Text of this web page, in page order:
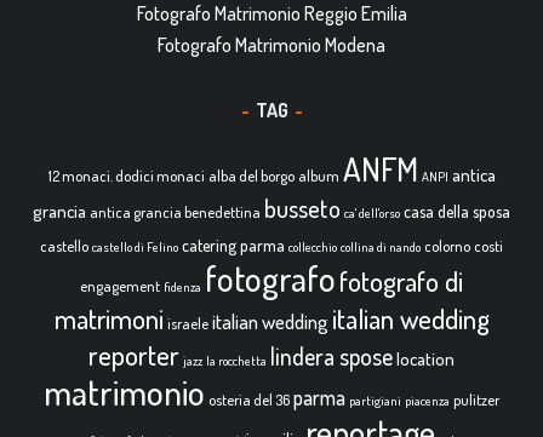
Fotografo Matrimonio Reggio Emilia
Fotografo Matrimonio Modena
TAG
12 monaci. dodici monaci alba del borgo album ANFM ANPI antica
grancia antica grancia benedettina busseto ca' dell'orso casa della sposa
castello castello di Felino catering parma collecchio collina di nando colorno costi
engagement fidenza fotografofotografo di
matrimoni israele italian wedding italian wedding
reporter jazz la rocchetta lindera sposelocation
matrimonio osteria del 36parma partigiani piacenza pulitzer